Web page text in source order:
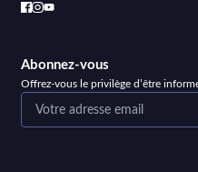
Abonnez-vous
Offrez-vous le privilège d’être